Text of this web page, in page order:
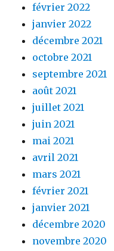
février 2022
janvier 2022
décembre 2021
octobre 2021
septembre 2021
août 2021
juillet 2021
juin 2021
mai 2021
avril 2021
mars 2021
février 2021
janvier 2021
décembre 2020
novembre 2020